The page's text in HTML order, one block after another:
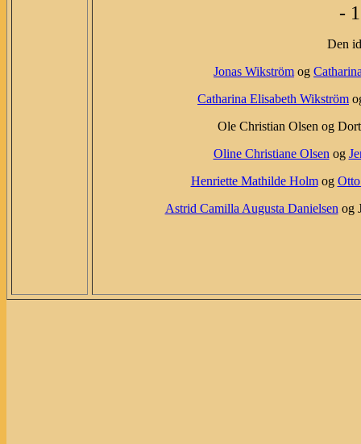
-
Den
Jonas Wikström og
Catharina Elisabeth Wikström
Ole Christian Olsen og
Oline Christiane Olsen og
Henriette Mathilde Holmog
Astrid Camilla Augusta Danielsen og